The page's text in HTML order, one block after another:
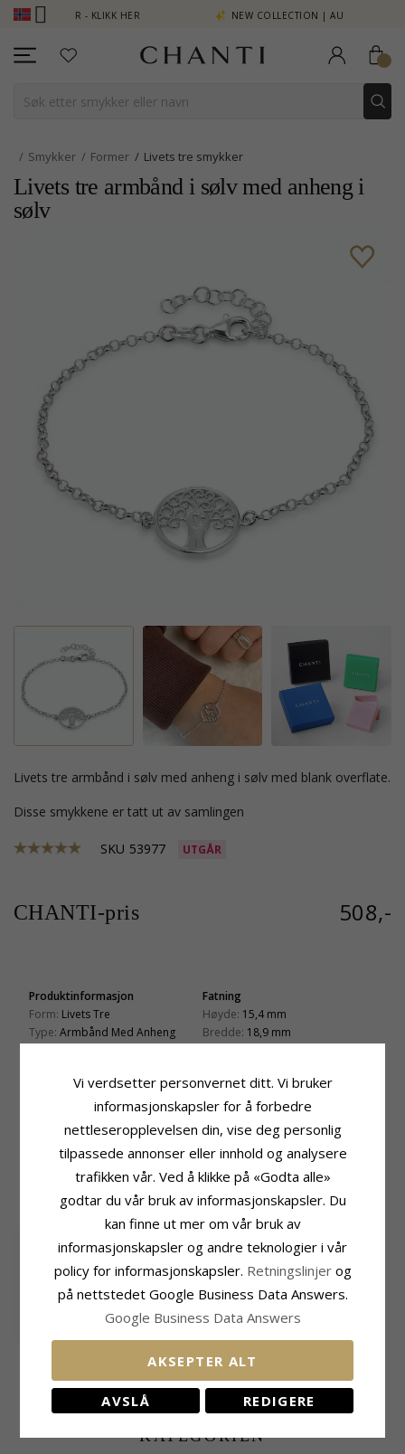
SE MER - KLIKK HER NEW COLLECTION | AURA
Smykker Former Livets tre smykker
Livets tre armbånd i sølv med anheng i
sølv
livets tre armbånd i sølv med anheng i sølv med blank overflate.
Disse smykkene er tatt ut av samlingen
SKU 53977 UTGÅR
CHANTI-pris 508,-
Produktinformasjon
Form: Livets Tre
Type: Armbånd Med Anheng
17 cm pluss 3 cm forlengerkjede
Anheng
Overflate:Blank
Fatning
Høyde: 15,4 mm
Bredde: 18,9 mm
Leveringstid
KUNDER KJØPER OGSÅ
sølv med anheng i
sølv
CHANTI-pris 516,-
MEST POPULÆRE PRODUKTER I
KATEGORIEN
Vi verdsetter personvernet ditt. Vi bruker
informasjonskapsler for å forbedre
nettleseropplevelsen din, vise deg personlig
tilpassede annonser eller innhold og analysere
trafikken vår. Ved å klikke på «Godta alle»
godtar du vår bruk av informasjonskapsler. Du
kan finne ut mer om vår bruk av
informasjonskapsler og andre teknologier i vår
policy for informasjonskapsler. Retningslinjer og
på nettstedet Google Business Data Answers.
Google Business Data Answers
AKSEPTER ALT
AVSLÅ REDIGERE